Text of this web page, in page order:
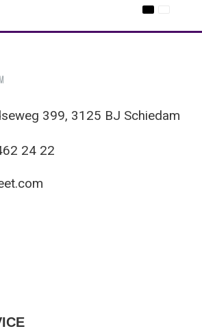
1
399, 3125 BJ Schiedam
24 22